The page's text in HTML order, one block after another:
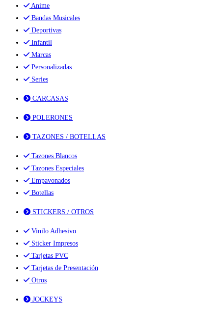
Anime
Bandas Musicales
Deportivas
Infantil
Marcas
Personalizadas
Series
CARCASAS
POLERONES
TAZONES / BOTELLAS
Tazones Blancos
Tazones Especiales
Empavonados
Botellas
STICKERS / OTROS
Vinilo Adhesivo
Sticker Impresos
Tarjetas PVC
Tarjetas de Presentación
Otros
JOCKEYS